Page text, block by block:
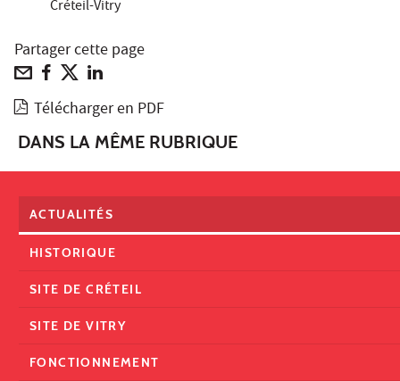
Créteil-Vitry
Partager cette page
Télécharger en PDF
DANS LA MÊME RUBRIQUE
ACTUALITÉS
HISTORIQUE
SITE DE CRÉTEIL
SITE DE VITRY
FONCTIONNEMENT